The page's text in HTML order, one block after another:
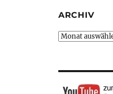
ARCHIV
Archiv